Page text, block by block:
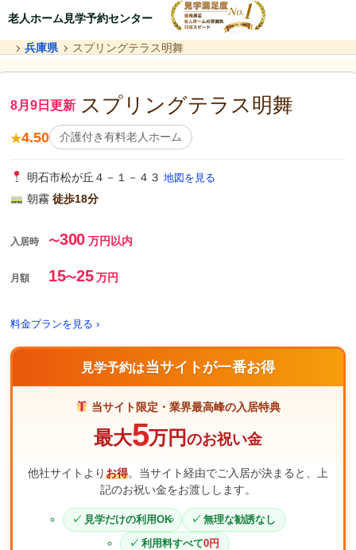
老人ホーム見学予約センター
兵庫県 スプリングテラス明舞
8月9日更新 スプリングテラス明舞
★4.50 介護付き有料老人ホーム
明石市松が丘４－１－４３ 地図を見る
朝霧 徒歩18分
入居時 〜300万円以内
月額 15〜25万円
料金プランを見る ›
見学予約は当サイトが一番お得
当サイト限定・業界最高峰の入居特典
最大5万円のお祝い金
他社サイトよりお得。当サイト経由でご入居が決まると、上
記のお祝い金をお渡しします。
見学だけの利用OK
無理な勧誘なし
利用料すべて0円